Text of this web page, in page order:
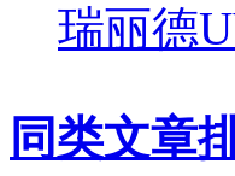
瑞丽德
同类文章